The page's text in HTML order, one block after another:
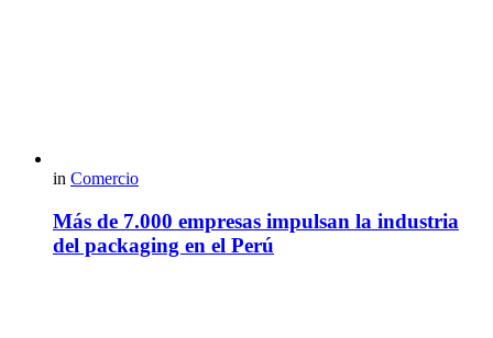
in Comercio
Más de 7.000 empresas impulsan la industria
del packaging en el Perú